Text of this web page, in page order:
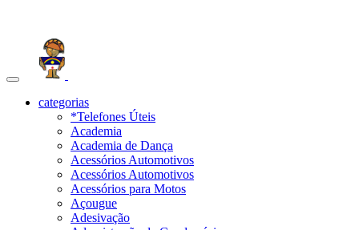
Toggle
navigationcategorias
*Telefones Úteis
Academia
Academia de Dança
Acessórios Automotivos
Acessórios Automotivos
Acessórios para Motos
Açougue
Adesivação